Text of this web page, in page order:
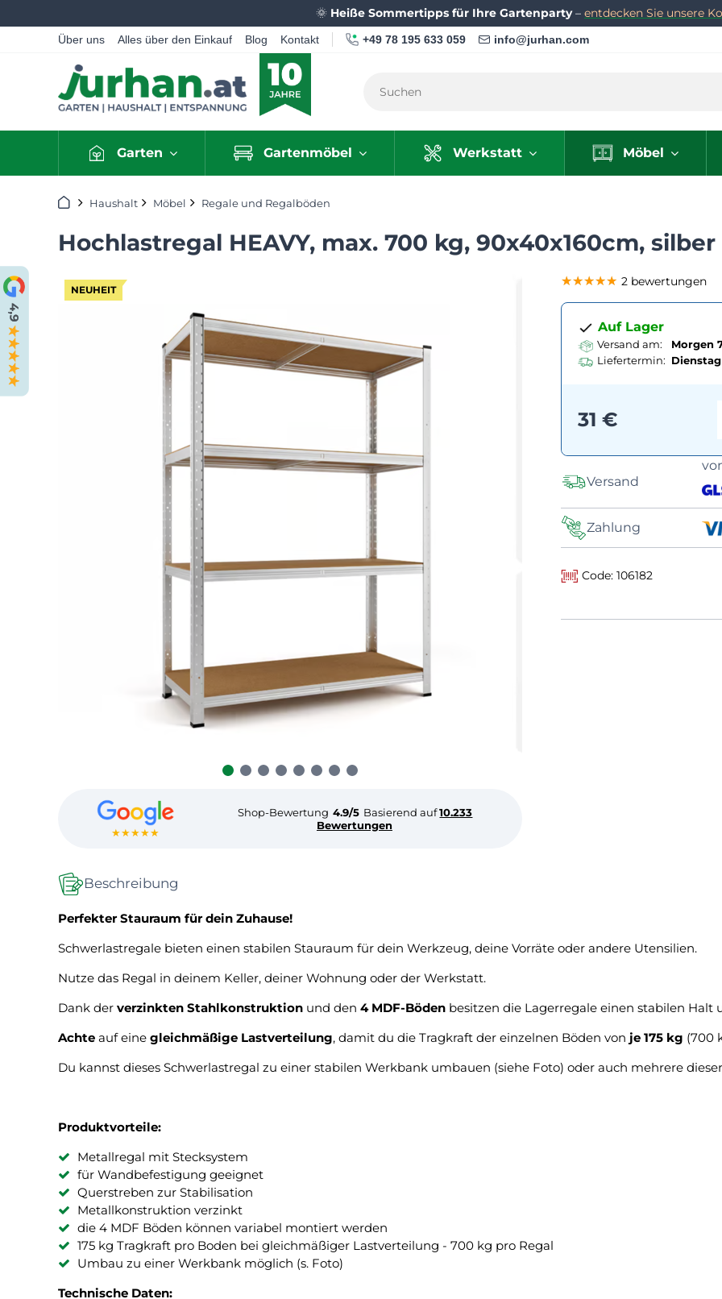
🌞 Heiße Sommertipps für Ihre Gartenparty– entdecken Sie unsere
Über uns Alles über den Einkauf Blog Kontakt +49 78 195 633 059 info@jurhan.com
Garten Gartenmöbel Werkstatt Möbel
StartseiteHaushalt Möbel Regale und Regalböden
Hochlastregal HEAVY, max. 700 kg, 90x40x160cm, silber
NEUHEIT
★★★★★
Shop-Bewertung 4.9/5 Basierend auf10.233
Bewertungen
★★★★★
★★★★★
★★★★★ 2 bewertungen
Auf Lager
Versand am:
Morgen
Liefertermin: Dienstag
31 €
Versand
Zahlung
Code: 106182
Beschreibung
Perfekter Stauraum für dein Zuhause!
Schwerlastregale bieten einen stabilen Stauraum für dein Werkzeug, deine Vorräte oder andere Utensilien.
Nutze das Regal in deinem Keller, deiner Wohnung oder der Werkstatt.
Dank der verzinkten Stahlkonstruktion und den 4 MDF-Böden besitzen die Lagerregale einen stabilen Halt
Achte auf eine gleichmäßige Lastverteilung, damit du die Tragkraft der einzelnen Böden von je 175 kg (700
Du kannst dieses Schwerlastregal zu einer stabilen Werkbank umbauen (siehe Foto) oder auch mehrere
Produktvorteile:
Metallregal mit Stecksystem
für Wandbefestigung geeignet
Querstreben zur Stabilisation
Metallkonstruktion verzinkt
die 4 MDF Böden können variabel montiert werden
175 kg Tragkraft pro Boden bei gleichmäßiger Lastverteilung - 700 kg pro Regal
Umbau zu einer Werkbank möglich (s. Foto)
Technische Daten: